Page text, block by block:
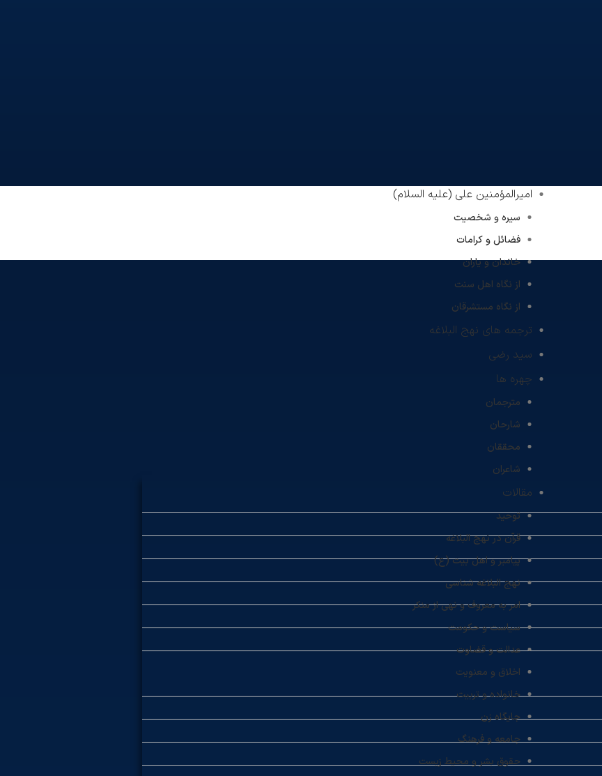
امیرالمؤمنین علی (علیه السلام)
سیره و شخصیت
فضائل و کرامات
خاندان و یاران
از نگاه اهل سنت
از نگاه مستشرقان
ترجمه های نهج البلاغه
سید رضی
چهره ها
مترجمان
شارحان
محققان
شاعران
مقالات
توحید
قرآن در نهج البلاغه
پیامبر و اهل بیت (ع)
نهج البلاغه شناسی
امر به معروف و نهی از منکر
سیاست و حکومت
عدالت و قضاوت
اخلاق و معنویت
خانواده و تربیت
جایگاه زن
جامعه و فرهنگ
حقوق بشر و محیط زیست